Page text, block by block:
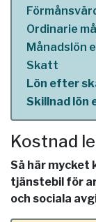
Ordinarie
Månadslön
Skatt
Lön efter
Skillnad
Kostnad
Så här mycket
tjänstebil för
och sociala